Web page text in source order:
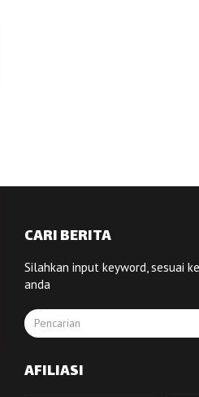
CARI BERITA
Silahkan input keyword, sesuai
anda
AFILIASI